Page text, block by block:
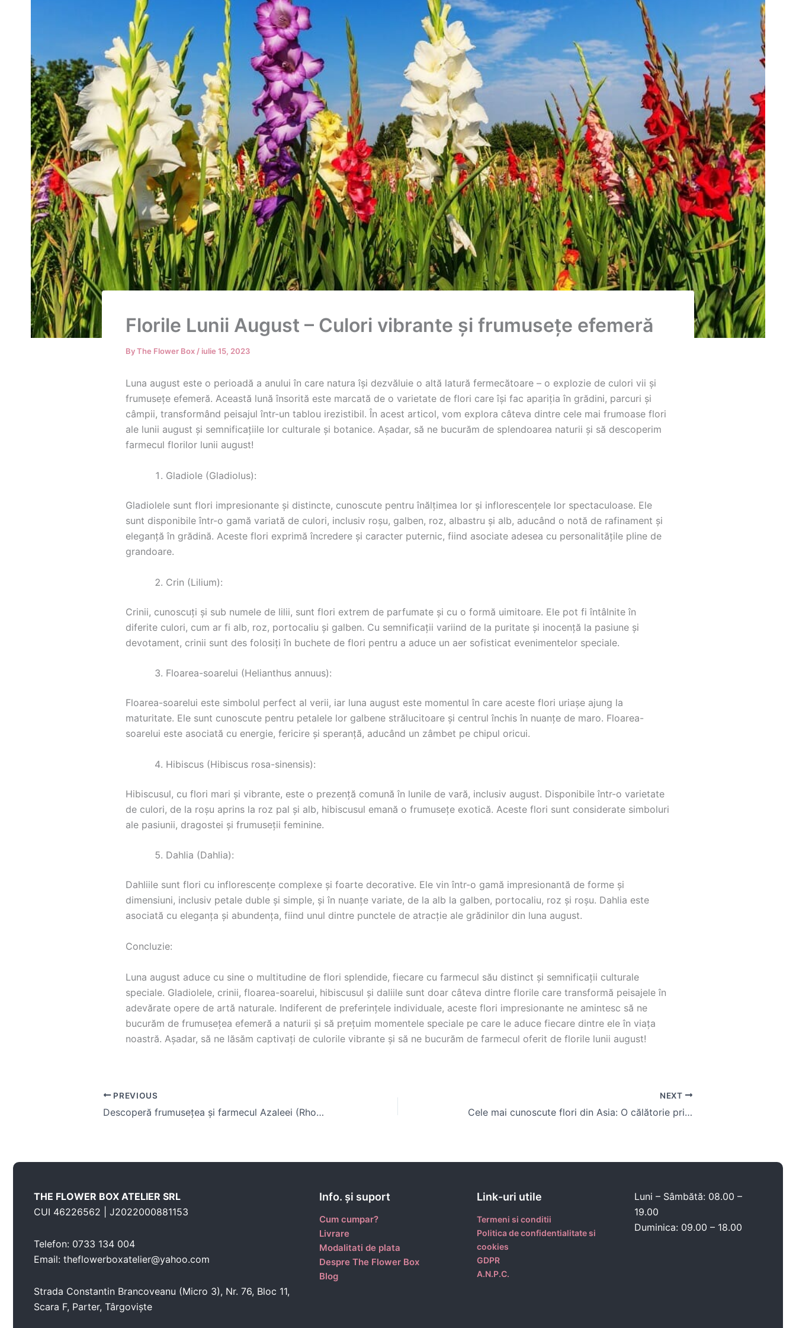
Florile Lunii August – Culori vibrante și frumusețe efemeră
ByThe Flower Box/ iulie 15, 2023
Luna august este o perioadă a anului în care natura își dezvăluie o altă latură fermecătoare – o explozie de culori vii și
frumusețe efemeră. Această lună însorită este marcată de o varietate de flori care își fac apariția în grădini, parcuri și
câmpii, transformând peisajul într-un tablou irezistibil. În acest articol, vom explora câteva dintre cele mai frumoase flori
ale lunii august și semnificațiile lor culturale și botanice. Așadar, să ne bucurăm de splendoarea naturii și să descoperim
farmecul florilor lunii august!
Gladiole (Gladiolus):
Gladiolele sunt flori impresionante și distincte, cunoscute pentru înălțimea lor și inflorescențele lor spectaculoase. Ele
sunt disponibile într-o gamă variată de culori, inclusiv roșu, galben, roz, albastru și alb, aducând o notă de rafinament și
eleganță în grădină. Aceste flori exprimă încredere și caracter puternic, fiind asociate adesea cu personalitățile pline de
grandoare.
Crin (Lilium):
Crinii, cunoscuți și sub numele de lilii, sunt flori extrem de parfumate și cu o formă uimitoare. Ele pot fi întâlnite în
diferite culori, cum ar fi alb, roz, portocaliu și galben. Cu semnificații variind de la puritate și inocență la pasiune și
devotament, crinii sunt des folosiți în buchete de flori pentru a aduce un aer sofisticat evenimentelor speciale.
Floarea-soarelui (Helianthus annuus):
Floarea-soarelui este simbolul perfect al verii, iar luna august este momentul în care aceste flori uriașe ajung la
maturitate. Ele sunt cunoscute pentru petalele lor galbene strălucitoare și centrul închis în nuanțe de maro. Floarea-
soarelui este asociată cu energie, fericire și speranță, aducând un zâmbet pe chipul oricui.
Hibiscus (Hibiscus rosa-sinensis):
Hibiscusul, cu flori mari și vibrante, este o prezență comună în lunile de vară, inclusiv august. Disponibile într-o varietate
de culori, de la roșu aprins la roz pal și alb, hibiscusul emană o frumusețe exotică. Aceste flori sunt considerate simboluri
ale pasiunii, dragostei și frumuseții feminine.
Dahlia (Dahlia):
Dahliile sunt flori cu inflorescențe complexe și foarte decorative. Ele vin într-o gamă impresionantă de forme și
dimensiuni, inclusiv petale duble și simple, și în nuanțe variate, de la alb la galben, portocaliu, roz și roșu. Dahlia este
asociată cu eleganța și abundența, fiind unul dintre punctele de atracție ale grădinilor din luna august.
Concluzie:
Luna august aduce cu sine o multitudine de flori splendide, fiecare cu farmecul său distinct și semnificații culturale
speciale. Gladiolele, crinii, floarea-soarelui, hibiscusul și daliile sunt doar câteva dintre florile care transformă peisajele în
adevărate opere de artă naturale. Indiferent de preferințele individuale, aceste flori impresionante ne amintesc să ne
bucurăm de frumusețea efemeră a naturii și să prețuim momentele speciale pe care le aduce fiecare dintre ele în viața
noastră. Așadar, să ne lăsăm captivați de culorile vibrante și să ne bucurăm de farmecul oferit de florile lunii august!
PREVIOUS
Descoperă frumusețea și farmecul Azaleei (Rhododendron) – Ghid complet pentru pasionații de grădinărit
NEXT
Cele mai cunoscute flori din Asia: O călătorie printre frumusețea lor excepțională
THE FLOWER BOX ATELIER SRL
CUI 46226562 | J2022000881153
Telefon: 0733 134 004
Email: theflowerboxatelier@yahoo.com
Strada Constantin Brancoveanu (Micro 3), Nr. 76, Bloc 11,
Scara F, Parter, Târgoviște
Info. şi suport
Cum cumpar?
Livrare
Modalitati de plata
Despre The Flower Box
Blog
Link-uri utile
Termeni si conditii
Politica de confidentialitate si
cookies
GDPR
A.N.P.C.
Luni – Sâmbătă: 08.00 –
19.00
Duminica: 09.00 – 18.00